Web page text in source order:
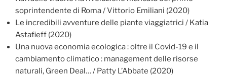
soprintendente di Roma / Vittorio Emiliani (2020)
Le incredibili avventure delle piante viaggiatrici / Katia
Astafieff (2020)
Una nuova economia ecologica : oltre il Covid-19 e il
cambiamento climatico : management delle risorse
naturali, Green Deal… / Patty L’Abbate (2020)